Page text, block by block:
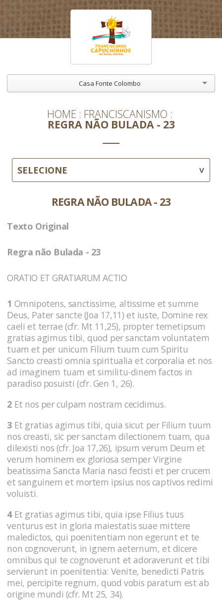
Casa Fonte Colombo
HOME FRANCISCANISMO
REGRA NÃO BULADA - 23
SELECIONE
REGRA NÃO BULADA - 23
Texto Original
Regra não Bulada - 23
ORATIO ET GRATIARUM ACTIO
1 Omnipotens, sanctissime, altissime et summe
Deus, Pater sancte (Joa 17,11) et iuste, Domine rex
caeli et terrae (cfr. Mt 11,25), propter temetipsum
gratias agimus tibi, quod per sanctam voluntatem
tuam et per unicum Filium tuum cum Spiritu
Sancto creasti omnia spiritualia et corporalia et nos
ad imaginem tuam et similitu-dinem factos in
paradiso posuisti (cfr. Gen 1, 26).
2 Et nos per culpam nostram cecidimus.
3 Et gratias agimus tibi, quia sicut per Filium tuum
nos creasti, sic per sanctam dilectionem tuam, qua
dilexisti nos (cfr. Joa 17,26), ipsum verum Deum et
verum hominem ex gloriosa semper Virgine
beatissima Sancta Maria nasci fecisti et per crucem
et sanguinem et mortem ipsius nos captivos redimi
voluisti.
4Et gratias agimus tibi, quia ipse Filius tuus
venturus est in gloria maiestatis suae mittere
maledictos, qui poenitentiam non egerunt et te
non cognoverunt, in ignem aeternum, et dicere
omnibus qui te cognoverunt et adoraverunt et tibi
servierunt in poenitentia: Venite, benedicti Patris
mei, percipite regnum, quod vobis paratum est ab
origine mundi (cfr. Mt 25, 34).